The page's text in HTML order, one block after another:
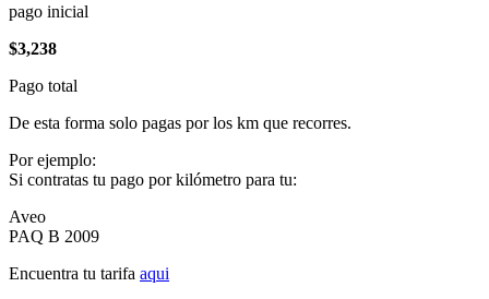
pago inicial
$3,238
Pago total
De esta forma solo pagas por los km que recorres.
Por ejemplo:
Si contratas tu pago por kilómetro para tu:
Aveo
PAQ B 2009
Encuentra tu tarifa aqui